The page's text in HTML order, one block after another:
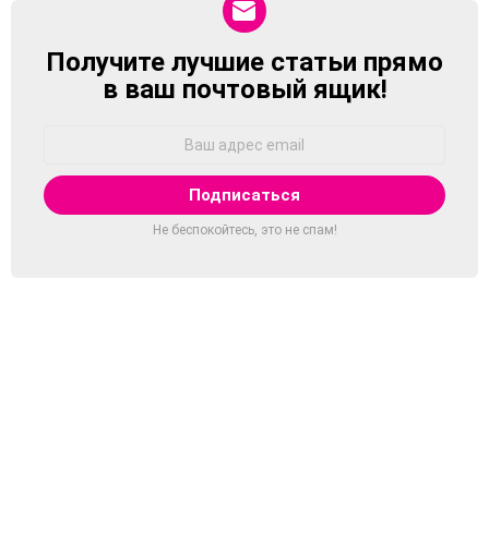
NEWSLETTER
Получите лучшие статьи прямо
в ваш почтовый ящик!
Не беспокойтесь, это не спам!